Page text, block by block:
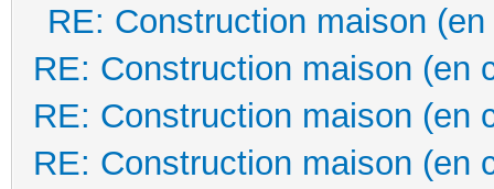
RE: Construction maison
RE: Construction maison (en
RE: Construction maison (en
RE: Construction maison (en